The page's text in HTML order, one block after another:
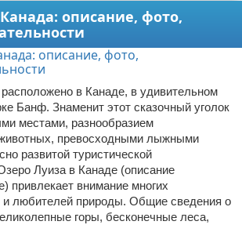
описание, фото,
в Канаде, в удивительном
Банф. Знаменит этот сказочный уголок
местами, разнообразием
животных, превосходными лыжными
развитой туристической
Луиза в Канаде (описание
привлекает внимание многих
и любителей природы. Общие сведения о
горы, бесконечные леса,